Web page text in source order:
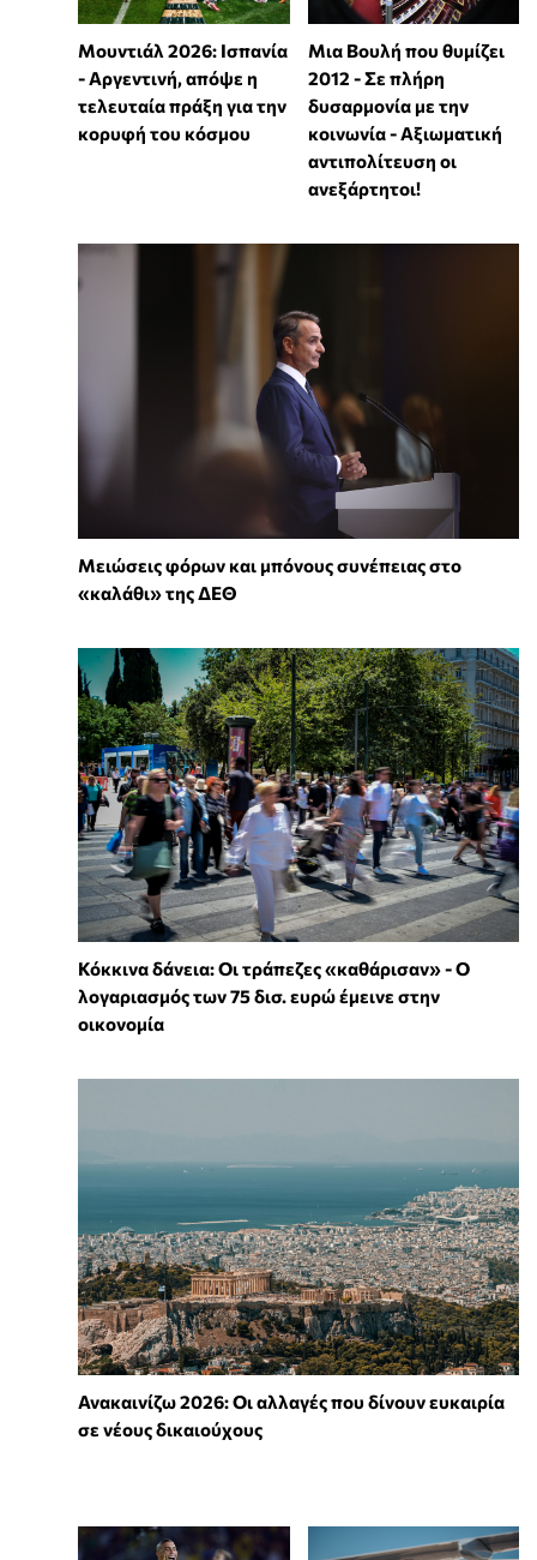
Μουντιάλ 2026: Ισπανία
- Αργεντινή, απόψε η
τελευταία πράξη για την
κορυφή του κόσμου
Μια Βουλή που θυμίζει
2012 - Σε πλήρη
δυσαρμονία με την
κοινωνία - Αξιωματική
αντιπολίτευση οι
ανεξάρτητοι!
Μειώσεις φόρων και μπόνους συνέπειας στο
«καλάθι» της ΔΕΘ
Κόκκινα δάνεια: Οι τράπεζες «καθάρισαν» - O
λογαριασμός των 75 δισ. ευρώ έμεινε στην
οικονομία
Ανακαινίζω 2026: Οι αλλαγές που δίνουν ευκαιρία
σε νέους δικαιούχους